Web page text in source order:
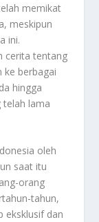
memikat
meskipun
ini.
cerita tentang
ke berbagai
hingga
lama
oleh
saat itu
orang
tahun,
eksklusif dan